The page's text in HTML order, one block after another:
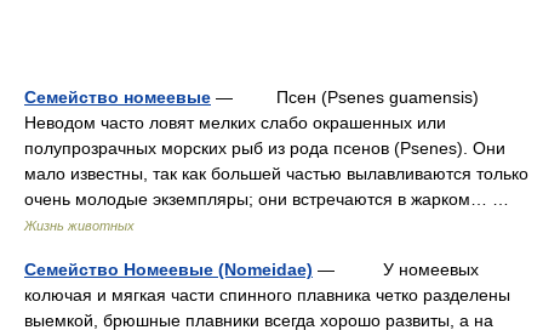
Семейство номеевые — Псен (Psenes guamensis)
Неводом часто ловят мелких слабо окрашенных или
полупрозрачных морских рыб из рода псенов (Psenes). Они
мало известны, так как большей частью вылавливаются только
очень молодые экземпляры; они встречаются в жарком… …
Жизнь животных
Семейство Номеевые (Nomeidae) — У номеевых
колючая и мягкая части спинного плавника четко разделены
выемкой, брюшные плавники всегда хорошо развиты, а на